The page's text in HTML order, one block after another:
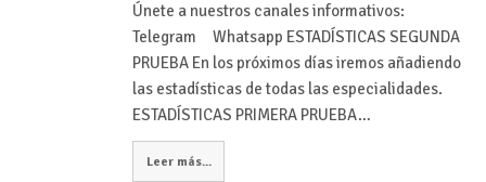
Únete a nuestros canales informativos:
Telegram Whatsapp ESTADÍSTICAS SEGUNDA
PRUEBA En los próximos días iremos añadiendo
las estadísticas de todas las especialidades.
ESTADÍSTICAS PRIMERA PRUEBA…
Leer más...